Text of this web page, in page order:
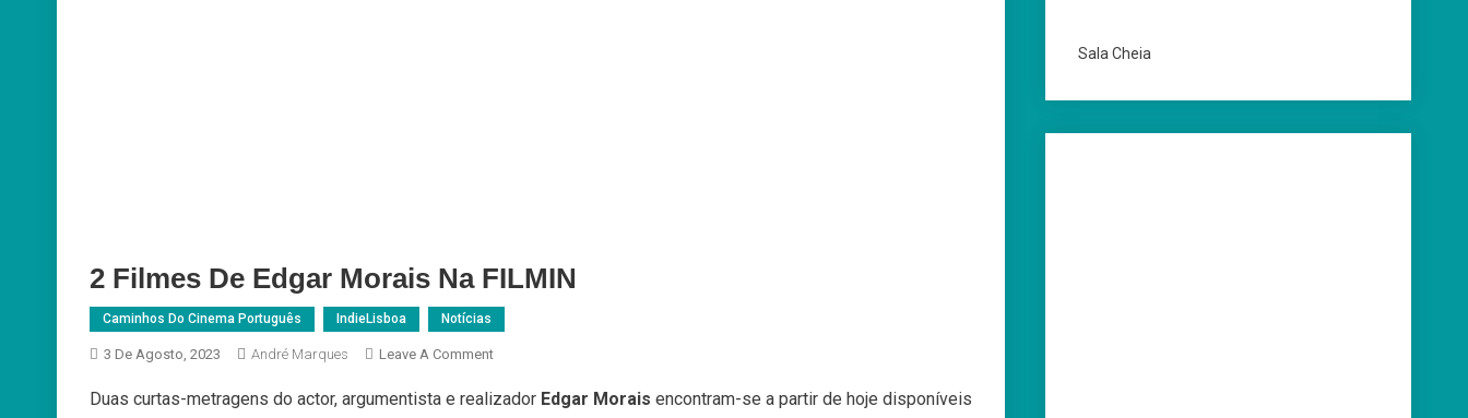
2 Filmes De Edgar Morais Na FILMIN
Caminhos Do Cinema Português IndieLisboa Notícias
3 De Agosto, 2023 André Marques Leave A CommentOn
Filmes
Duas curtas-metragens do actor, argumentista e realizador Edgar Morais encontram-se a partir de hoje disponíveis
Sala Cheia